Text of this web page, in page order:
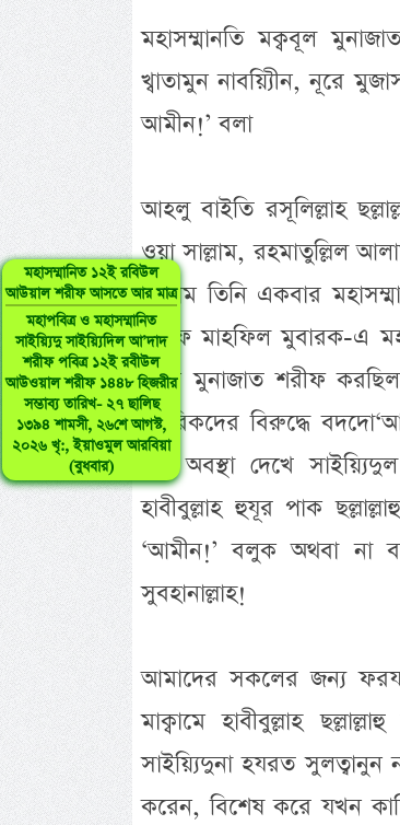
মহাসম্মানিত ১২ই রবিউল
আউয়াল শরীফ আসতে আর মাত্র
মহাপবিত্র ও মহাসম্মানিত
সাইয়্যিদু সাইয়্যিদিল আ’দাদ
শরীফ পবিত্র ১২ই রবীউল
আউওয়াল শরীফ ১৪৪৮ হিজরীর
সম্ভাব্য তারিখ- ২৭ ছালিছ
১৩৯৪ শামসী, ২৬শে আগস্ট,
২০২৬ খৃ:, ইয়াওমুল আরবিয়া
(বুধবার)
মহাসম্মানতি মক্ববূল
খ্বাতামুন নাবয়্যিীন, নূরে
আমীন!’ বলা
আহলু বাইতি রসূলিল্লাহ
ওয়া সাল্লাম, রহমাতুল্লিল
সালাম তিনি একবার
শরীফ মাহফিল মুবারক-এ
যখন মুনাজাত শরীফ
মুশরিকদের বিরুদ্ধে
এই অবস্থা দেখে
হাবীবুল্লাহ হুযূর পাক
‘আমীন!’ বলুক অথবা না
সুবহানাল্লাহ!
আমাদের সকলের জন্য ফরয
মাক্বামে হাবীবুল্লাহ
সাইয়্যিদুনা হযরত
করেন, বিশেষ করে যখন